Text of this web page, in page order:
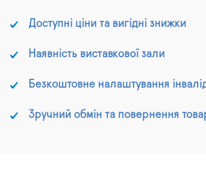
Доступні ціни та вигідні знижки
Наявність виставкової зали
Безкоштовне налаштування
Зручний обмін та повернення